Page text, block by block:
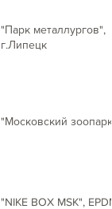
"Парк металлургов",
г.Липецк
"Московский зоопарк"
"NIKE BOX MSK", EPDM